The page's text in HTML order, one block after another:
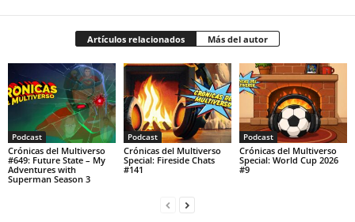
Artículos relacionados Más del autor
Podcast
Crónicas del Multiverso
#649: Future State – My
Adventures with
Superman Season 3
Podcast
Crónicas del Multiverso
Special: Fireside Chats
#141
Podcast
Crónicas del Multiverso
Special: World Cup 2026
#9